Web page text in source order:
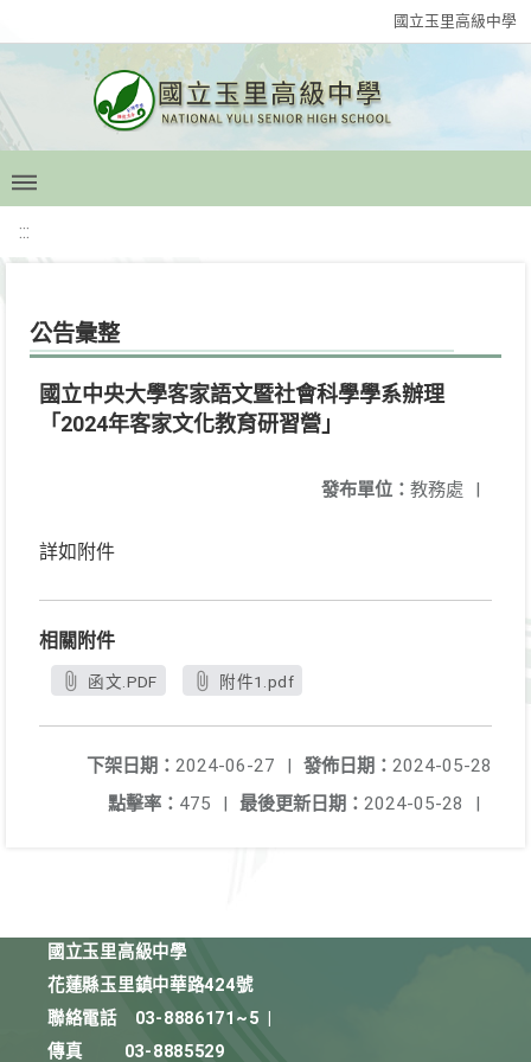
國立玉里高級中學
:::
公告彙整
國立中央大學客家語文暨社會科學學系辦理
「2024年客家文化教育研習營」
發布單位： 教務處 |
詳如附件
相關附件
函文.PDF 附件1.pdf
發佈日期： 2024-05-28
下架日期： 2024-06-27
|
最後更新日期： 2024-05-28 |
點擊率： 475 |
國立玉里高級中學
花蓮縣玉里鎮中華路424號
聯絡電話
03-8886171~5
傳真
03-8885529